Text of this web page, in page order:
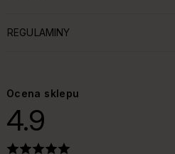
ROZWIŃ SEKCJĘ:
REGULAMINY
Ocena sklepu
4.9